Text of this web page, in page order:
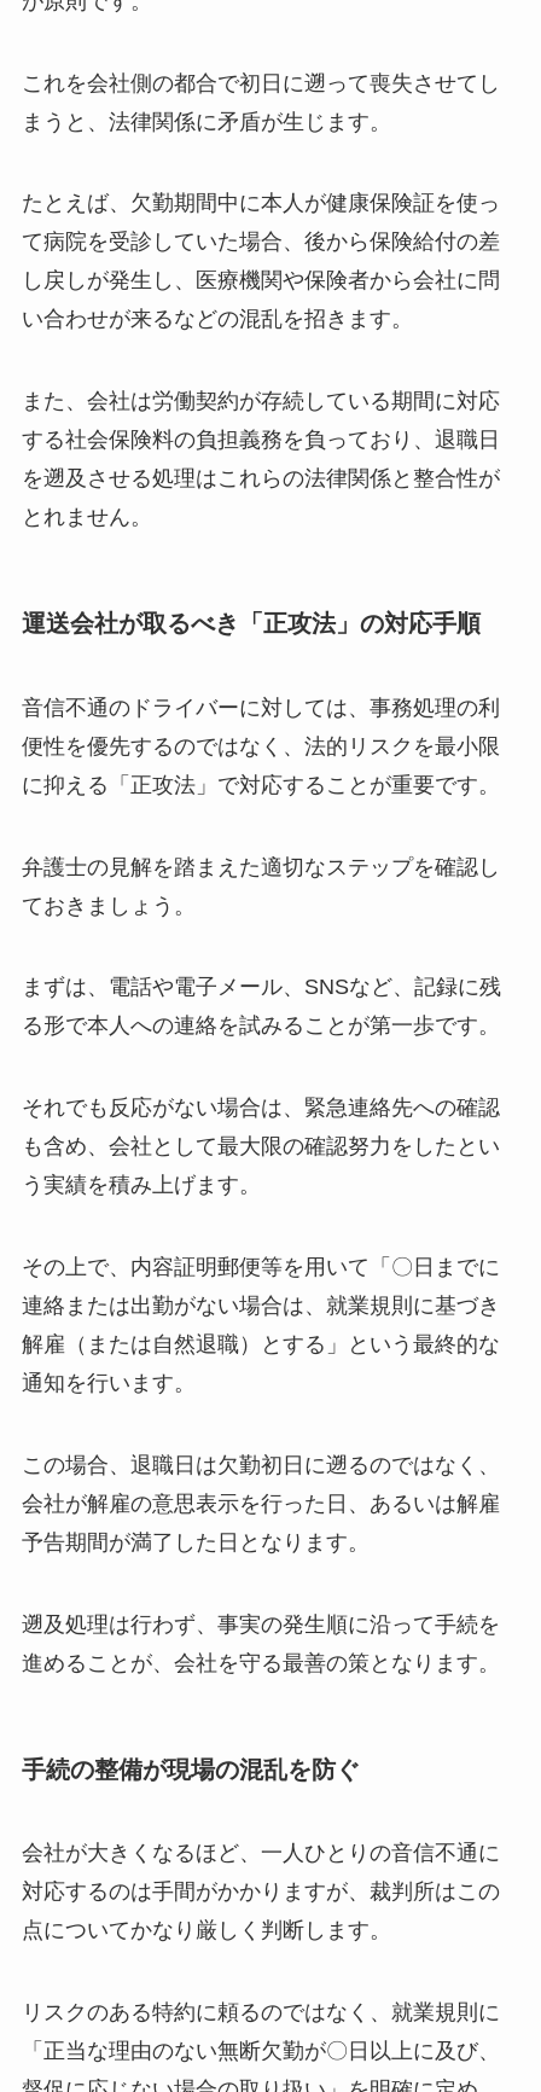
これを会社側の都合で初日に遡って喪失させてし
まうと、法律関係に矛盾が生じます。
たとえば、欠勤期間中に本人が健康保険証を使っ
て病院を受診していた場合、後から保険給付の差
し戻しが発生し、医療機関や保険者から会社に問
い合わせが来るなどの混乱を招きます。
また、会社は労働契約が存続している期間に対応
する社会保険料の負担義務を負っており、退職日
を遡及させる処理はこれらの法律関係と整合性が
とれません。
運送会社が取るべき「正攻法」の対応手順
音信不通のドライバーに対しては、事務処理の利
便性を優先するのではなく、法的リスクを最小限
に抑える「正攻法」で対応することが重要です。
弁護士の見解を踏まえた適切なステップを確認し
ておきましょう。
まずは、電話や電子メール、SNSなど、記録に残
る形で本人への連絡を試みることが第一歩です。
それでも反応がない場合は、緊急連絡先への確認
も含め、会社として最大限の確認努力をしたとい
う実績を積み上げます。
その上で、内容証明郵便等を用いて「〇日までに
連絡または出勤がない場合は、就業規則に基づき
解雇（または自然退職）とする」という最終的な
通知を行います。
この場合、退職日は欠勤初日に遡るのではなく、
会社が解雇の意思表示を行った日、あるいは解雇
予告期間が満了した日となります。
遡及処理は行わず、事実の発生順に沿って手続を
進めることが、会社を守る最善の策となります。
手続の整備が現場の混乱を防ぐ
会社が大きくなるほど、一人ひとりの音信不通に
対応するのは手間がかかりますが、裁判所はこの
点についてかなり厳しく判断します。
リスクのある特約に頼るのではなく、就業規則に
「正当な理由のない無断欠勤が〇日以上に及び、